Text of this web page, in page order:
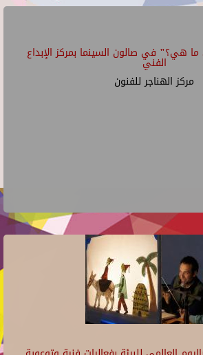
ما هي؟" في صالون السينما بمركز الإبداع
الفني
مركز الهناجر للفنون